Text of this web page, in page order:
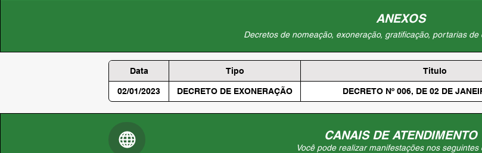
ANEXOS
Decretos de nomeação, exoneração, gratificação, portarias de
Data Tipo Titulo
02/01/2023 DECRETO DE EXONERAÇÃO DECRETO Nº 006, DE 02 DE
CANAIS DE ATENDIMENTO
Você pode realizar manifestações nos seguintes